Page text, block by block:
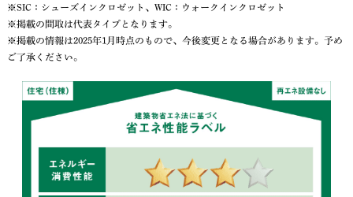
※SIC：シューズインクロゼット、WIC：ウォークインクロゼット
※掲載の間取は代表タイプとなります。
※掲載の情報は2025年1月時点のもので、今後変更となる場合があります。予め
ご了承ください。